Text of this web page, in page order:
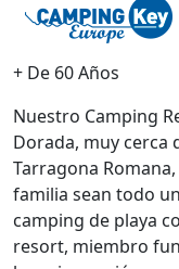
+ De 60 Años
Nuestro Camping
Dorada, muy cerca
Tarragona
familia sean todo
camping de playa
resort, miembro